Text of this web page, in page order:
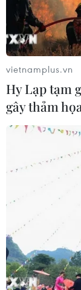
vietnamplus.vn
Hy Lạp tạm
gây thảm